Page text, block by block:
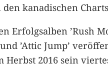
kanadischen
Erfolgsalben ’Rush
und ’Attic Jump’
Herbst 2016 sein